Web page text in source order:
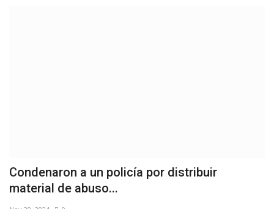
Condenaron a un policía por distribuir
material de abuso...